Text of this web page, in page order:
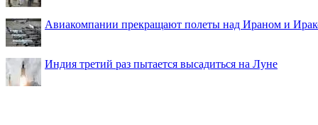
Авиакомпании прекращают полеты над Ираном и
Индия третий раз пытается высадиться на Луне